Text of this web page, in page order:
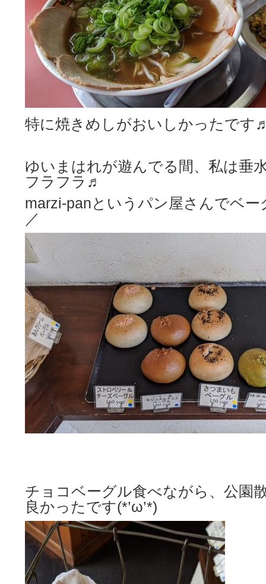
特に焼きめしがおいしかったです
ゆいまはれが遊んでる間、私は垂
フラフラ♬
marzi-panというパン屋さんでベー
／
チョコベーグル食べながら、公園
良かったです(*’ω’*)